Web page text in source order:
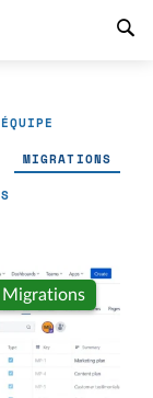
MIGRATIONS
Migrations